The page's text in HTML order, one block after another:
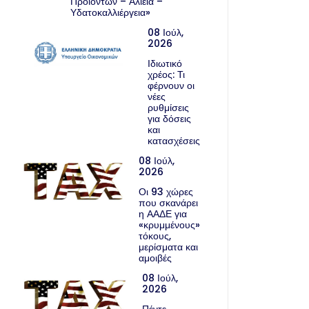
Υδατοκαλλιέργεια»
08 Ιούλ,
2026
Ιδιωτικό
χρέος: Τι
φέρνουν οι
νέες
ρυθμίσεις
για δόσεις
και
κατασχέσεις
08 Ιούλ,
2026
Οι 93 χώρες
που σκανάρει
η ΑΑΔΕ για
«κρυμμένους»
τόκους,
μερίσματα και
αμοιβές
08 Ιούλ,
2026